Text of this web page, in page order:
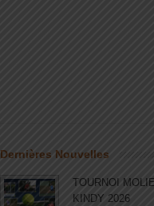
Dernières Nouvelles
TOURNOI
KINDY 2026